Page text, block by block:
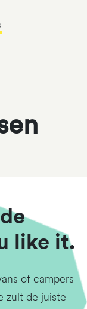
like it.
of campers
zult de juiste